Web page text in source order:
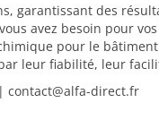
garantissant des
avez besoin pour
pour le
leur fiabilité, leur
contact@alfa-direct.fr